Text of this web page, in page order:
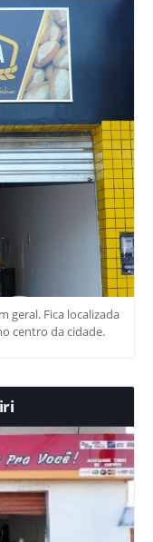
geral. Fica localizada
centro da cidade.